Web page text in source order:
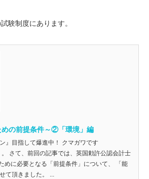
験制度にあります。
の前提条件～②「環境」編
』目指して爆進中！ クマガワです
。 さて、前回の記事では、英国勅許公認会計士
めに必要となる「前提条件」について、 「能
て頂きました。 ...